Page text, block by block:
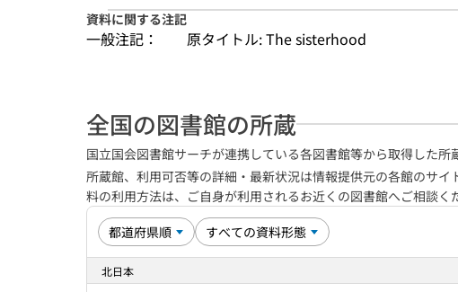
資料に関する注記
一般注記： 原タイトル: The sisterhood
全国の図書館の所蔵
国立国会図書館サーチが連携している各図書館等から取得した所
所蔵館、利用可否等の詳細・最新状況は情報提供元の各館のサ
料の利用方法は、ご自身が利用されるお近くの図書館へご相談く
北日本